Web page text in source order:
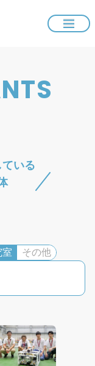
いる
その他